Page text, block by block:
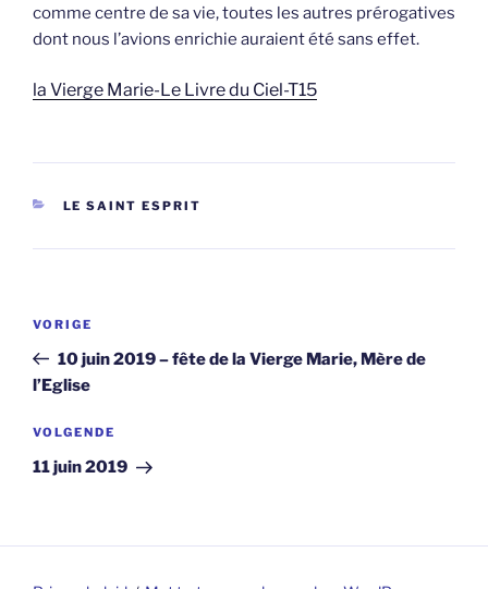
comme centre de sa vie, toutes les autres prérogatives
dont nous l’avions enrichie auraient été sans effet.
la Vierge Marie-Le Livre du Ciel-T15
CATEGORIEËN
LE SAINT ESPRIT
Vorig
bericht
VORIGE
10 juin 2019 – fête de la Vierge Marie, Mère de
l’Eglise
Volgend
bericht
VOLGENDE
11 juin 2019